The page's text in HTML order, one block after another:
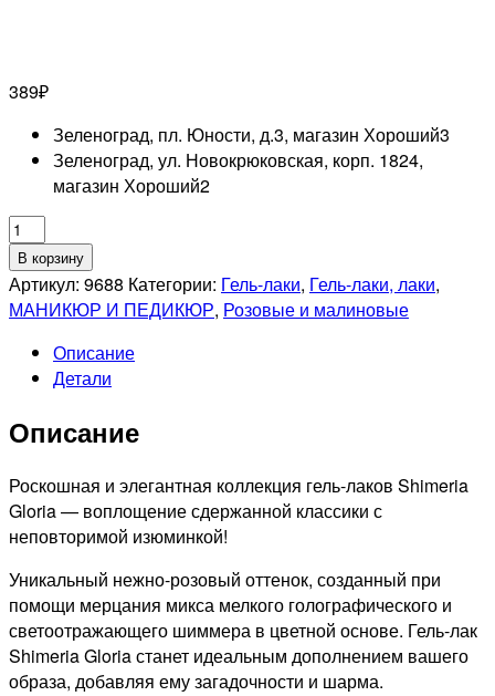
389₽
Зеленоград, пл. Юности, д.3, магазин Хороший3
Зеленоград, ул. Новокрюковская, корп. 1824,
магазин Хороший2
Количество
товара
RUNAIL
Гель-
светоотражающий
Shimeria
7мл
В корзину
Артикул: 9688 Категории: Гель-лаки, Гель-лаки, лаки,
МАНИКЮР И ПЕДИКЮР, Розовые и малиновые
Описание
Детали
Описание
Роскошная и элегантная коллекция гель-лаков Shimeria
Gloria — воплощение сдержанной классики с
неповторимой изюминкой!
Уникальный нежно-розовый оттенок, созданный при
помощи мерцания микса мелкого голографического и
светоотражающего шиммера в цветной основе. Гель-лак
Shimeria Gloria станет идеальным дополнением вашего
образа, добавляя ему загадочности и шарма.